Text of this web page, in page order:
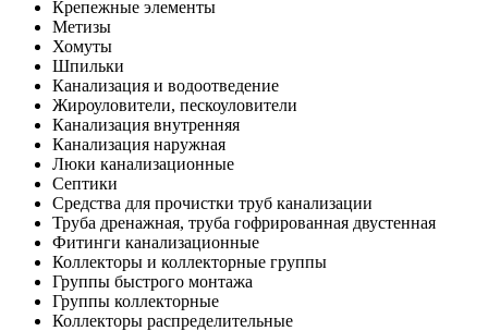
Крепежные элементы
Метизы
Хомуты
Шпильки
Канализация и водоотведение
Жироуловители, пескоуловители
Канализация внутренняя
Канализация наружная
Люки канализационные
Септики
Средства для прочистки труб канализации
Труба дренажная, труба гофрированная двустенная
Фитинги канализационные
Коллекторы и коллекторные группы
Группы быстрого монтажа
Группы коллекторные
Коллекторы распределительные